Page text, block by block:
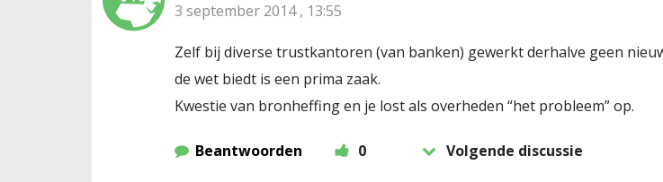
3 september 2014 , 13:55
Zelf bij diverse trustkantoren (van banken) gewerkt derhalve geen
de wet biedt is een prima zaak.
Kwestie van bronheffing en je lost als overheden “het probleem” op.
Beantwoorden 0 Volgende discussie